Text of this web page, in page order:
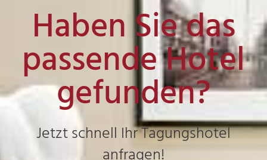
Haben Sie das
passende Hotel
gefunden?
Jetzt schnell Ihr Tagungshotel